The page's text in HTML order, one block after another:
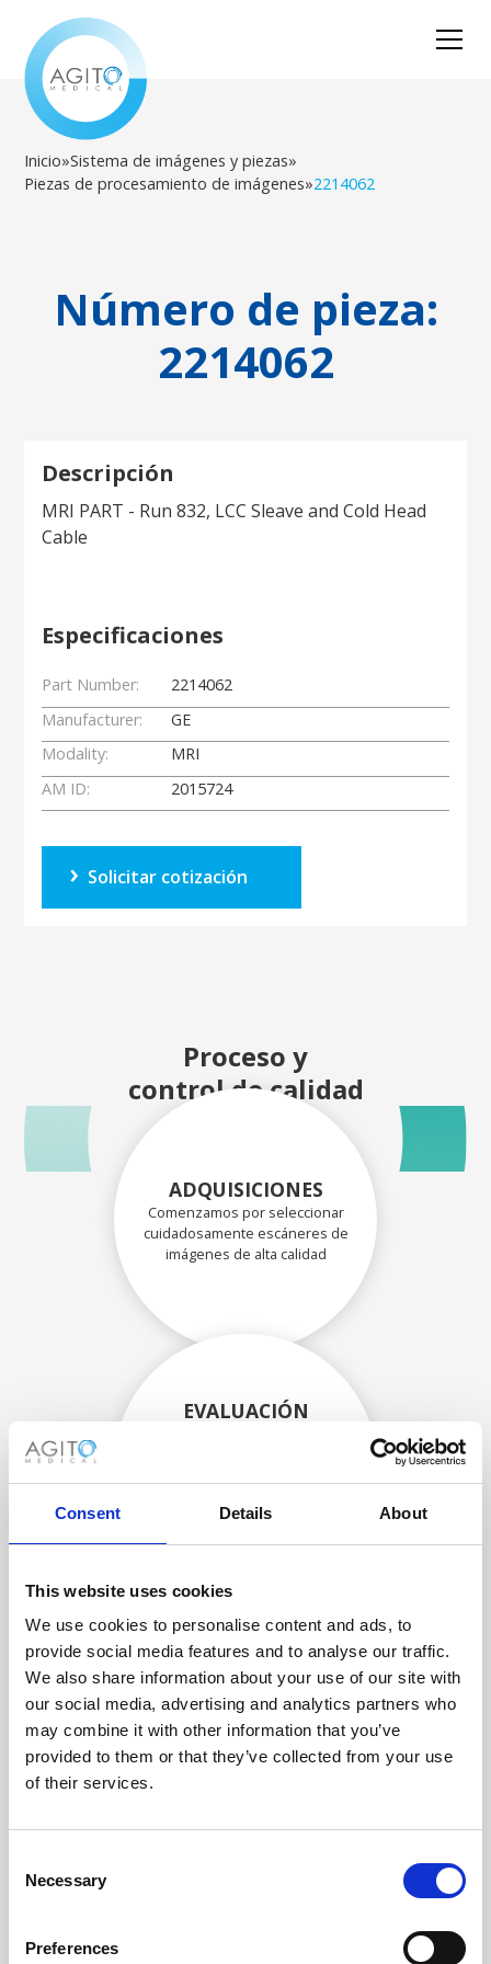
Consent Details About
This website uses cookies
We use cookies to personalise content and ads, to
provide social media features and to analyse our traffic.
We also share information about your use of our site with
our social media, advertising and analytics partners who
may combine it with other information that you’ve
provided to them or that they’ve collected from your use
of their services.
Selection
Necessary
Preferences
Inicio»Sistema de imágenes y piezas»
Piezas de procesamiento de imágenes»2214062
Número de pieza:
2214062
Descripción
MRI PART - Run 832, LCC Sleave and Cold Head
Cable
Especificaciones
Part Number:
2214062
Manufacturer:
GE
Modality:
MRI
AM ID:
2015724
Solicitar cotización
Proceso y
control de calidad
ADQUISICIONES
Comenzamos por seleccionar
cuidadosamente escáneres de
imágenes de alta calidad
EVALUACIÓN
experimentados evalúan
y sus componentes.
RECUPERÁNDOSE
CON CUIDADO
Las piezas utilizables se
recuperan meticulosamente en
un entorno seguro de ESD, lo
que garantiza que no haya